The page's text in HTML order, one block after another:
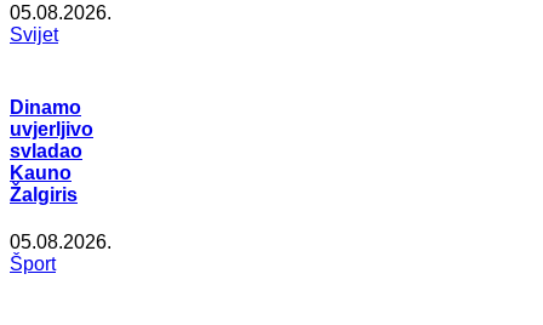
05.08.2026.
Svijet
Dinamo
uvjerljivo
svladao
Kauno
Žalgiris
05.08.2026.
Šport